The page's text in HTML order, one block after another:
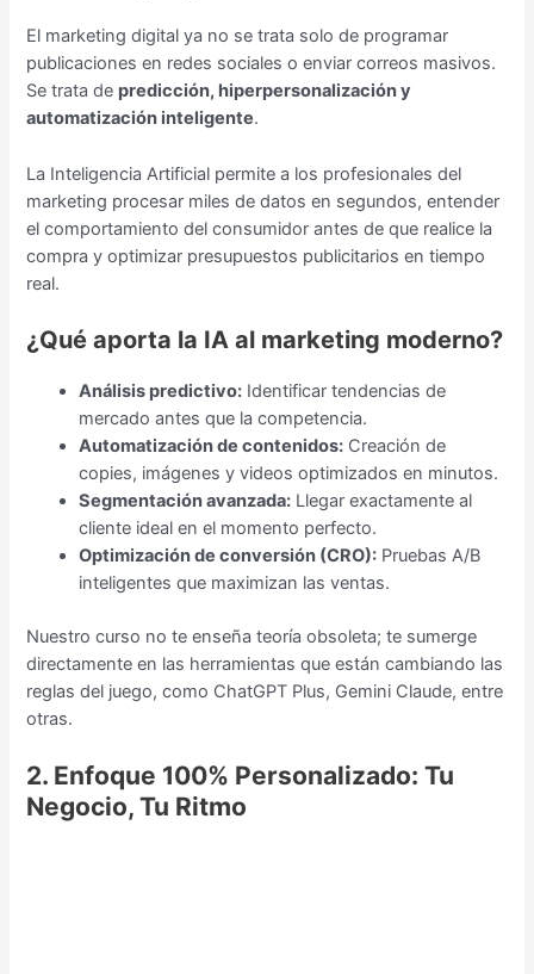
El marketing digital ya no se trata solo de programar
publicaciones en redes sociales o enviar correos masivos.
Se trata de predicción, hiperpersonalización y
automatización inteligente.
La Inteligencia Artificial permite a los profesionales del
marketing procesar miles de datos en segundos, entender
el comportamiento del consumidor antes de que realice la
compra y optimizar presupuestos publicitarios en tiempo
real.
¿Qué aporta la IA al marketing moderno?
Análisis predictivo: Identificar tendencias de
mercado antes que la competencia.
Automatización de contenidos: Creación de
copies, imágenes y videos optimizados en minutos.
Segmentación avanzada: Llegar exactamente al
cliente ideal en el momento perfecto.
Optimización de conversión (CRO): Pruebas A/B
inteligentes que maximizan las ventas.
Nuestro curso no te enseña teoría obsoleta; te sumerge
directamente en las herramientas que están cambiando las
reglas del juego, como ChatGPT Plus, Gemini Claude, entre
otras.
2. Enfoque 100% Personalizado: Tu
Negocio, Tu Ritmo